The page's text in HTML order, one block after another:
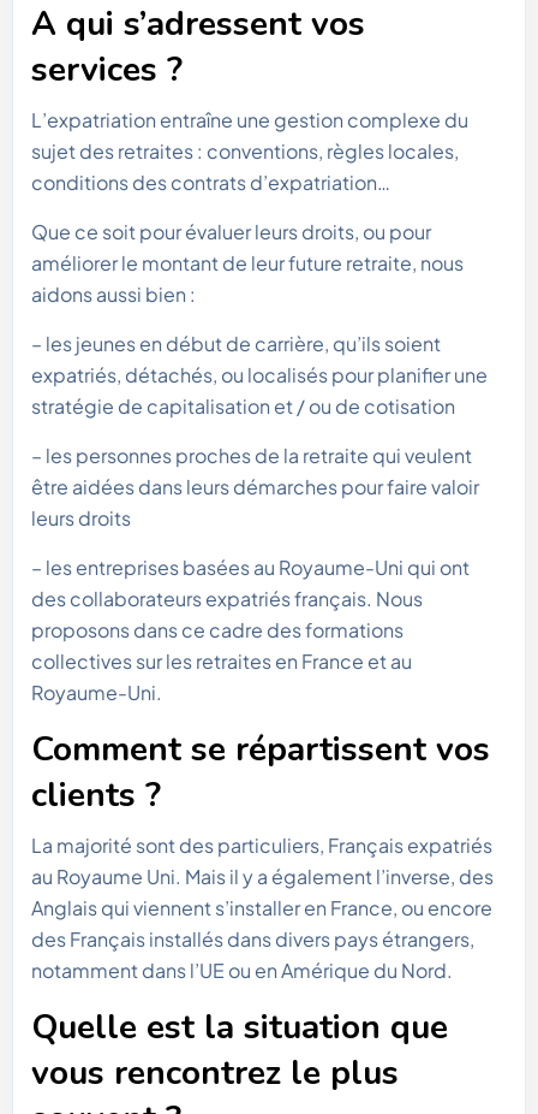
A qui s’adressent vos
services ?
L’expatriation entraîne une gestion complexe du
sujet des retraites : conventions, règles locales,
conditions des contrats d’expatriation…
Que ce soit pour évaluer leurs droits, ou pour
améliorer le montant de leur future retraite, nous
aidons aussi bien :
– les jeunes en début de carrière, qu’ils soient
expatriés, détachés, ou localisés pour planifier une
stratégie de capitalisation et / ou de cotisation
– les personnes proches de la retraite qui veulent
être aidées dans leurs démarches pour faire valoir
leurs droits
– les entreprises basées au Royaume-Uni qui ont
des collaborateurs expatriés français. Nous
proposons dans ce cadre des formations
collectives sur les retraites en France et au
Royaume-Uni.
Comment se répartissent vos
clients ?
La majorité sont des particuliers, Français expatriés
au Royaume Uni. Mais il y a également l’inverse, des
Anglais qui viennent s’installer en France, ou encore
des Français installés dans divers pays étrangers,
notamment dans l’UE ou en Amérique du Nord.
Quelle est la situation que
vous rencontrez le plus